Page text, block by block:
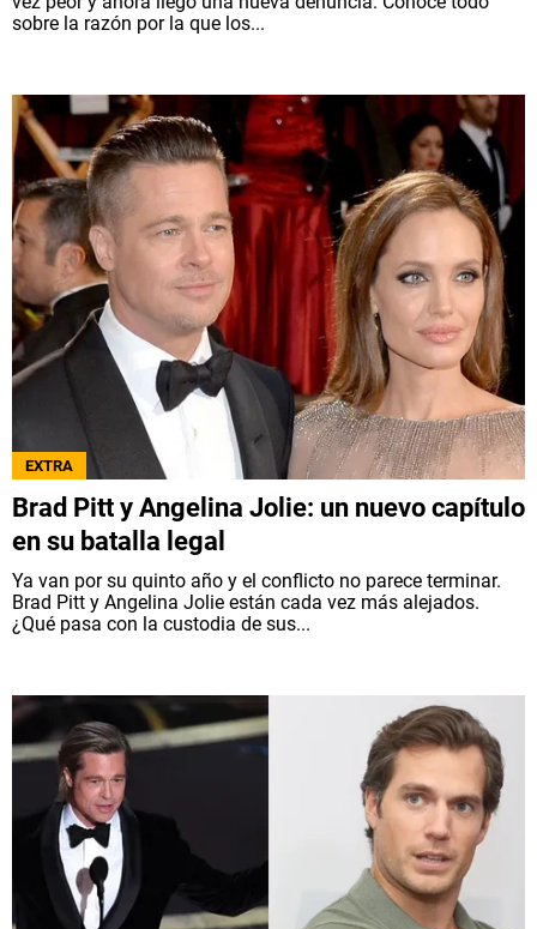
sobre la razón por la que los...
EXTRA
Brad Pitt y Angelina Jolie: un nuevo capítulo
en su batalla legal
Ya van por su quinto año y el conflicto no parece terminar.
Brad Pitt y Angelina Jolie están cada vez más alejados.
¿Qué pasa con la custodia de sus...